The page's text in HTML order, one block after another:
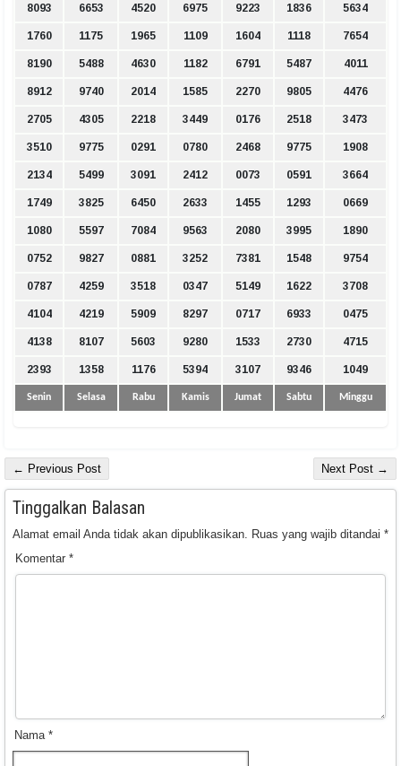
8093 6653 4520 6975 9223 1836 5634
1760 1175 1965 1109 1604 1118 7654
8190 5488 4630 1182 6791 5487 4011
8912 9740 2014 1585 2270 9805 4476
2705 4305 2218 3449 0176 2518 3473
3510 9775 0291 0780 2468 9775 1908
2134 5499 3091 2412 0073 0591 3664
1749 3825 6450 2633 1455 1293 0669
1080 5597 7084 9563 2080 3995 1890
0752 9827 0881 3252 7381 1548 9754
0787 4259 3518 0347 5149 1622 3708
4104 4219 5909 8297 0717 6933 0475
4138 8107 5603 9280 1533 2730 4715
2393 1358 1176 5394 3107 9346 1049
Senin Selasa Rabu Kamis Jumat Sabtu Minggu
← Previous Post Next Post →
Tinggalkan Balasan
Alamat email Anda tidak akan dipublikasikan. Ruas yang wajib ditandai *
Komentar *
Nama *